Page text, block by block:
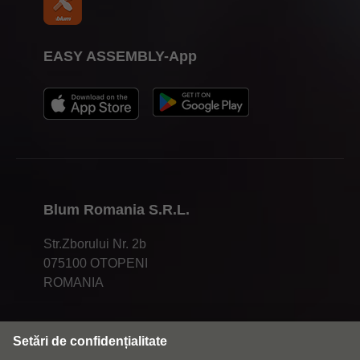
Blum Romania S.R.L.
Str.Zborului Nr. 2b
075100 OTOPENI
ROMANIA
EASY ASSEMBLY-App